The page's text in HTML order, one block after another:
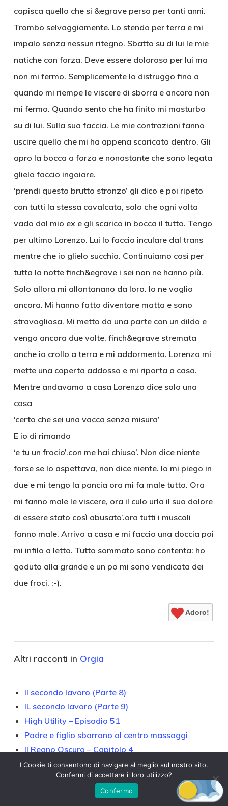
capisca quello che si &egrave perso per tanti anni.
Trombo selvaggiamente. Lo stendo per terra e mi
impalo senza nessun ritegno. Sbatto su di lui le mie
natiche con forza. Deve essere doloroso per lui ma
non mi fermo. Semplicemente lo distruggo fino a
quando mi riempe le viscere di sborra e ancora non
mi fermo. Quando sento che ha finito mi masturbo
su di lui. Sulla sua faccia. Le mie contrazioni fanno
uscire quello che mi ha appena scaricato dentro. Gli
apro la bocca a forza e nonostante che sono legata
glielo faccio ingoiare.
‘prendi questo brutto stronzo’ gli dico e poi ripeto
con tutti la stessa cavalcata, solo che ogni volta
vado dal mio ex e gli scarico in bocca il tutto. Tengo
per ultimo Lorenzo. Lui lo faccio inculare dal trans
mentre che io glielo succhio. Continuiamo così per
tutta la notte finch&egrave i sei non ne hanno più.
Solo allora mi allontanano da loro. Io ne voglio
ancora. Mi hanno fatto diventare matta e sono
stravogliosa. Mi metto da una parte con un dildo e
vengo ancora due volte, finch&egrave stremata
anche io crollo a terra e mi addormento. Lorenzo mi
mette una coperta addosso e mi riporta a casa.
Mentre andavamo a casa Lorenzo dice solo una
cosa
‘certo che sei una vacca senza misura’
E io di rimando
‘e tu un frocio’.con me hai chiuso’. Non dice niente
forse se lo aspettava, non dice niente. Io mi piego in
due e mi tengo la pancia ora mi fa male tutto. Ora
mi fanno male le viscere, ora il culo urla il suo dolore
di essere stato così abusato’.ora tutti i muscoli
fanno male. Arrivo a casa e mi faccio una doccia poi
mi infilo a letto. Tutto sommato sono contenta: ho
goduto alla grande e un po mi sono vendicata dei
due froci. ;-).
Adoro!
Altri racconti in Orgia
Il secondo lavoro (Parte 8)
IL secondo lavoro (Parte 9)
High Utility – Episodio 51
Padre e figlio sborrano al centro massaggi
Il Regno Oscuro – Capitolo 4
Mariolino e Serena – Una mossa sbagliata
» Leggi tutti i racconti di Orgia
I Cookie ti consentono di navigare al meglio sul nostro sito.
Confermi di accettare il loro utilizzo?
Confermo